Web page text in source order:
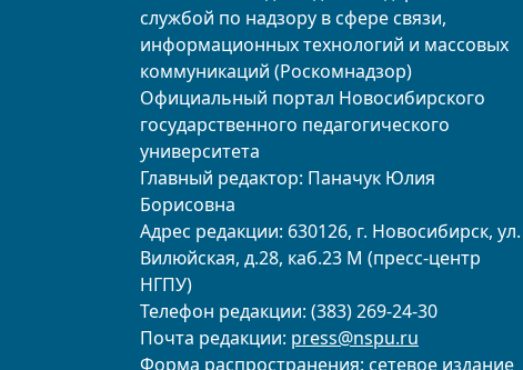
службой по надзору в сфере связи,
информационных технологий и массовых
коммуникаций (Роскомнадзор)
Официальный портал Новосибирского
государственного педагогического
университета
Главный редактор: Паначук Юлия
Борисовна
Адрес редакции: 630126, г. Новосибирск, ул.
Вилюйская, д.28, каб.23 М (пресс-центр
НГПУ)
Телефон редакции: (383) 269-24-30
Почта редакции: press@nspu.ru
Форма распространения: сетевое издание